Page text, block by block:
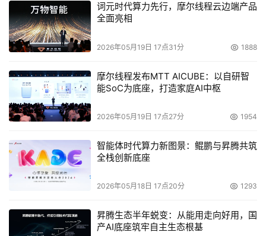
词元时代算力先行，摩尔线程云边端产品
全面亮相
2026年05月19日 17点31分 1888
摩尔线程发布MTT AICUBE：以自研智
能SoC为底座，打造家庭AI中枢
2026年05月19日 17点27分 1954
智能体时代算力新图景：鲲鹏与昇腾共筑
全栈创新底座
2026年05月18日 17点20分 1293
昇腾生态半年蜕变：从能用走向好用，国
产AI底座筑牢自主生态根基